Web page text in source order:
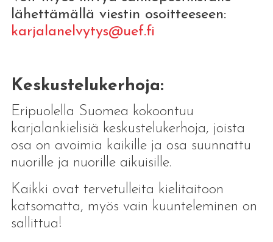
lähettämällä viestin osoitteeseen:
karjalanelvytys@uef.fi
Keskustelukerhoja:
Eripuolella Suomea kokoontuu
karjalankielisiä keskustelukerhoja, joista
osa on avoimia kaikille ja osa suunnattu
nuorille ja nuorille aikuisille.
Kaikki ovat tervetulleita kielitaitoon
katsomatta, myös vain kuunteleminen on
sallittua!